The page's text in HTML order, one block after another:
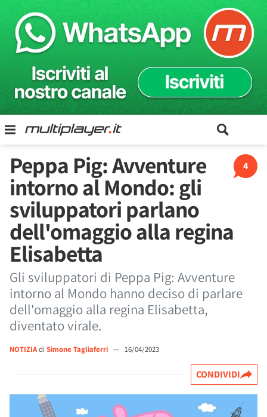
4
Peppa Pig: Avventure
intorno al Mondo: gli
sviluppatori parlano
dell'omaggio alla regina
Elisabetta
Gli sviluppatori di Peppa Pig: Avventure
intorno al Mondo hanno deciso di parlare
dell'omaggio alla regina Elisabetta,
diventato virale.
NOTIZIAdi Simone Tagliaferri — 16/04/2023
CONDIVIDI